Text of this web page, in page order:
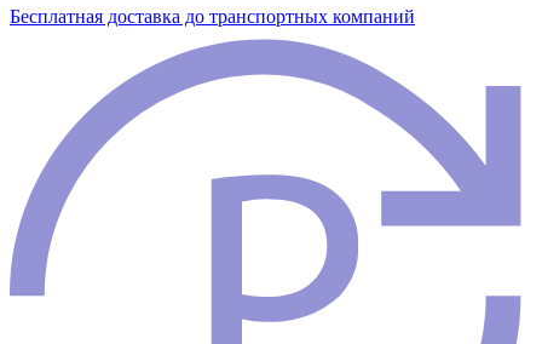
Бесплатная доставка до транспортных компаний